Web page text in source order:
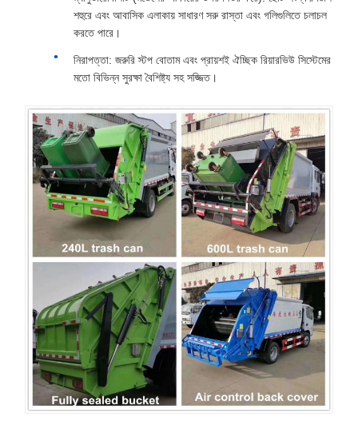
শহুরে এবং আবাসিক এলাকায় সাধারণ সরু রাস্তা এবং গলিগুলিতে চলাচল
করতে পারে।
নিরাপত্তা: জরুরি স্টপ বোতাম এবং প্রায়শই ঐচ্ছিক রিয়ারভিউ সিস্টেমের
মতো বিভিন্ন সুরক্ষা বৈশিষ্ট্য সহ সজ্জিত।